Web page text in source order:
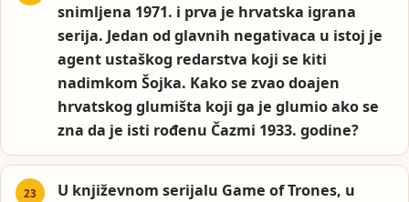
snimljena 1971. i prva je hrvatska igrana
serija. Jedan od glavnih negativaca u istoj je
agent ustaškog redarstva koji se kiti
nadimkom Šojka. Kako se zvao doajen
hrvatskog glumišta koji ga je glumio ako se
zna da je isti rođenu Čazmi 1933. godine?
U književnom serijalu Game of Trones, u